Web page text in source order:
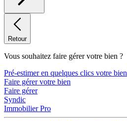
Retour
Vous souhaitez faire gérer votre bien ?
Pré-estimer en quelques clics votre bien
Faire gérer votre bien
Faire gérer
Syndic
Immobilier Pro